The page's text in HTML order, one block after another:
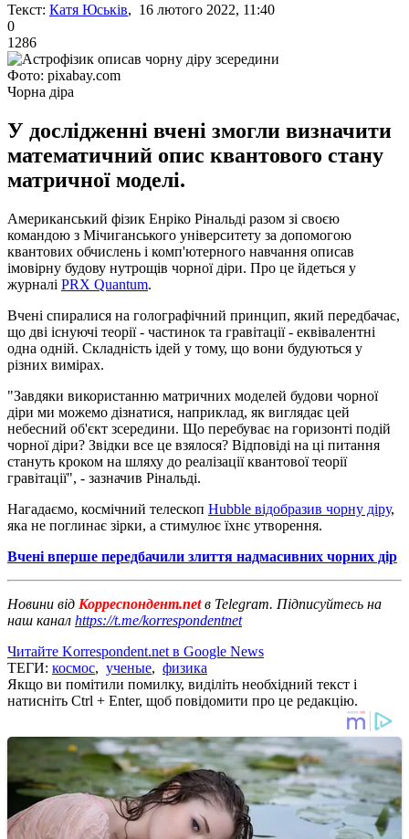
Текст: Катя Юськів, 16 лютого 2022, 11:40
0
1286
Фото: pixabay.com
Чорна діра
У дослідженні вчені змогли визначити
математичний опис квантового стану
матричної моделі.
Американський фізик Енріко Рінальді разом зі своєю
командою з Мічиганського університету за допомогою
квантових обчислень і комп'ютерного навчання описав
імовірну будову нутрощів чорної діри. Про це йдеться у
журналі PRX Quantum.
Вчені спиралися на голографічний принцип, який передбачає,
що дві існуючі теорії - частинок та гравітації - еквівалентні
одна одній. Складність ідей у ​​тому, що вони будуються у
різних вимірах.
"Завдяки використанню матричних моделей будови чорної
діри ми можемо дізнатися, наприклад, як виглядає цей
небесний об'єкт зсередини. Що перебуває на горизонті подій
чорної діри? Звідки все це взялося? Відповіді на ці питання
стануть кроком на шляху до реалізації квантової теорії
гравітації", - зазначив Рінальді.
Нагадаємо, космічний телескоп Hubble відобразив чорну діру,
яка не поглинає зірки, а стимулює їхнє утворення.
Вчені вперше передбачили злиття надмасивних чорних дір
Новини від Корреспондент.netв Telegram. Підписуйтесь на
наш канал https://t.me/korrespondentnet
Читайте Korrespondent.net в Google News
ТЕГИ: космос, ученые, физика
Якщо ви помітили помилку, виділіть необхідний текст і
натисніть Ctrl + Enter, щоб повідомити про це редакцію.